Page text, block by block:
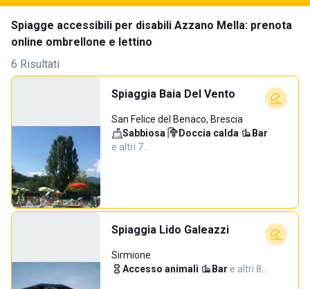
Spiagge accessibili per disabili Azzano Mella: prenota
online ombrellone e lettino
6 Risultati
Spiaggia Baia Del Vento
San Felice del Benaco, Brescia
Sabbiosa· Doccia calda· Bar·
e altri 7…
Spiaggia Lido Galeazzi
Sirmione
Accesso animali· Bar·e altri 8…